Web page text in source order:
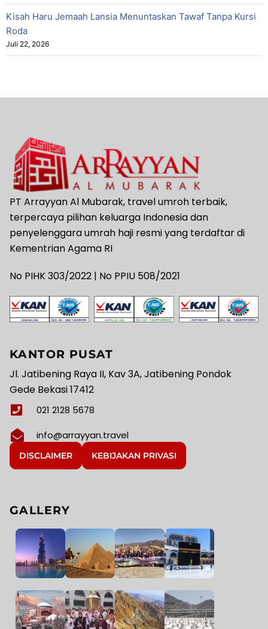
Kisah Haru Jemaah Lansia Menuntaskan Tawaf Tanpa Kursi
Roda
Juli 22, 2026
PT Arrayyan Al Mubarak, travel umroh terbaik,
terpercaya pilihan keluarga Indonesia dan
penyelenggara umrah haji resmi yang terdaftar di
Kementrian Agama RI
No PIHK 303/2022 | No PPIU 508/2021
KANTOR PUSAT
Jl. Jatibening Raya II, Kav 3A, Jatibening Pondok
Gede Bekasi 17412
021 2128 5678
info@arrayyan.travel
DISCLAIMER KEBIJAKAN PRIVASI
GALLERY